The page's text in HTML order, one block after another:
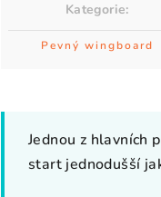
Jednou z hlavních
start jednodušší
Kategorie:
Pevný wingboard